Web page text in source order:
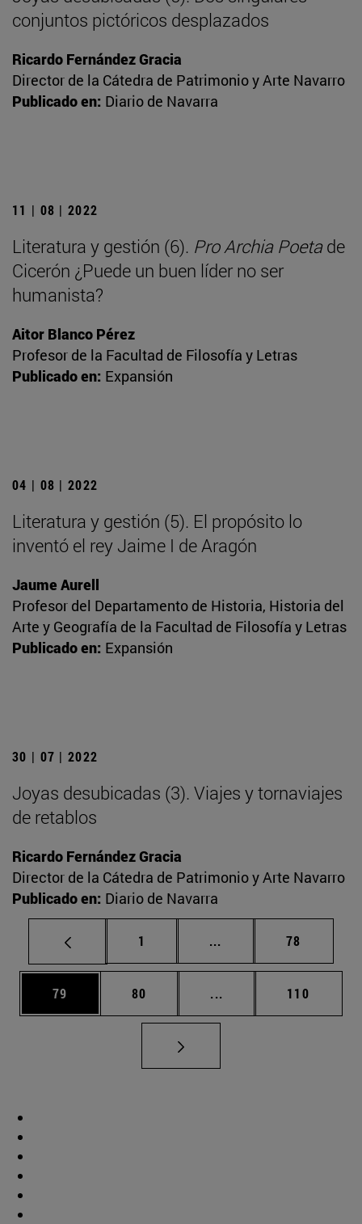
conjuntos pictóricos desplazados
Ricardo Fernández Gracia
Director de la Cátedra de Patrimonio y Arte Navarro
Publicado en: Diario de Navarra
11 | 08 | 2022
Literatura y gestión (6). Pro Archia Poetade
Cicerón ¿Puede un buen líder no ser
humanista?
Aitor Blanco Pérez
Profesor de la Facultad de Filosofía y Letras
Publicado en: Expansión
04 | 08 | 2022
Literatura y gestión (5). El propósito lo
inventó el rey Jaime I de Aragón
Jaume Aurell
Profesor del Departamento de Historia, Historia del
Arte y Geografía de la Facultad de Filosofía y Letras
Publicado en: Expansión
30 | 07 | 2022
Joyas desubicadas (3). Viajes y tornaviajes
de retablos
Ricardo Fernández Gracia
Director de la Cátedra de Patrimonio y Arte Navarro
Publicado en: Diario de Navarra
Página
1 ... Páginas intermedias
Página
78
Página
79 Página
80 ... Páginas intermedias
Página
110